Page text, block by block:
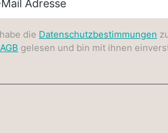
die Datenschutzbestimmungen
AGB gelesen und bin mit ihnen